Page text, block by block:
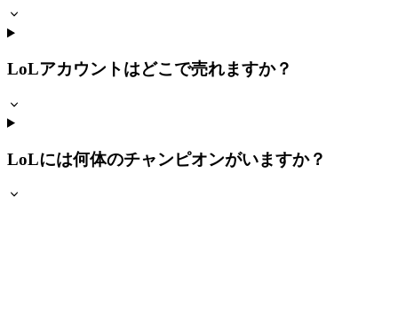
LoLアカウントはどこで売れますか？
LoLには何体のチャンピオンがいますか？